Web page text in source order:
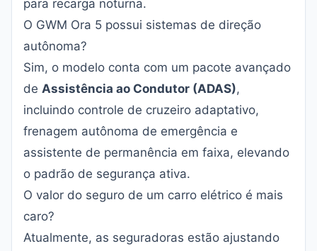
para recarga noturna.
O GWM Ora 5 possui sistemas de direção
autônoma?
Sim, o modelo conta com um pacote avançado
de Assistência ao Condutor (ADAS),
incluindo controle de cruzeiro adaptativo,
frenagem autônoma de emergência e
assistente de permanência em faixa, elevando
o padrão de segurança ativa.
O valor do seguro de um carro elétrico é mais
caro?
Atualmente, as seguradoras estão ajustando